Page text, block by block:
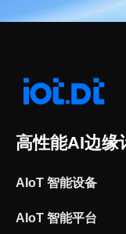
高性能AI边缘
AIoT 智能设备
AIoT 智能平台